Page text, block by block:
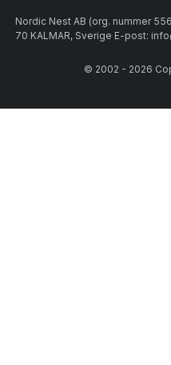
Nordic Nest AB (org. nummer
70 KALMAR, Sverige E-post:
© 2002 - 2026